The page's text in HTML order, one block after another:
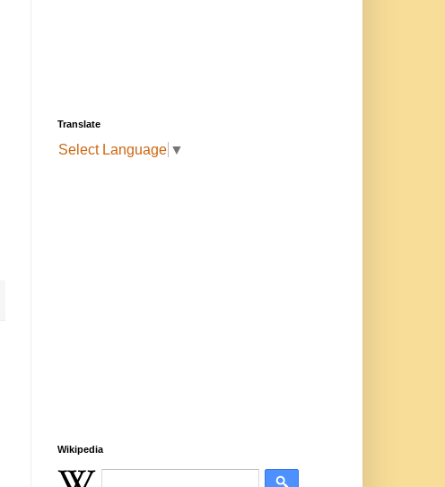
Translate
Select Language ▼
Wikipedia